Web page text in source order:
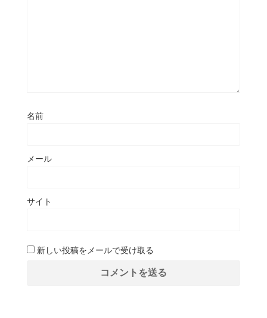
名前
メール
サイト
新しい投稿をメールで受け取る